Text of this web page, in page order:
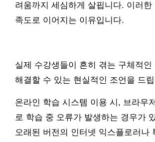
려움까지 세심하게 살핍니다. 이러한
족도로 이어지는 이유입니다.
실제 수강생들이 흔히 겪는 구체적인
해결할 수 있는 현실적인 조언을 드
온라인 학습 시스템 이용 시, 브라우
로 학습 중 오류가 발생하는 경우가
오래된 버전의 인터넷 익스플로러나